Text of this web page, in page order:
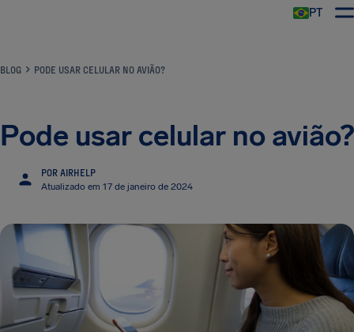
PT
BLOG PODE USAR CELULAR NO AVIÃO?
Pode usar celular no avião?
POR AIRHELP
Atualizado em 17 de janeiro de 2024